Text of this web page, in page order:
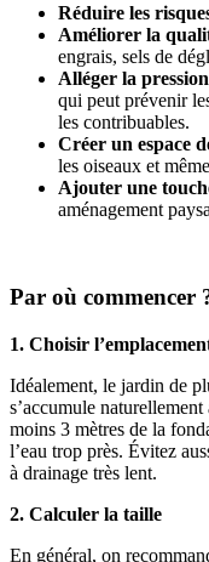
Réduire les
Améliorer la
engrais, sels de
Alléger la
qui peut prévenir
les contribuables.
Créer un espace
les oiseaux et
Ajouter une
aménagement
Par où commencer
1. Choisir
Idéalement, le jardin de
s’accumule
moins 3 mètres de la
l’eau trop près. Évitez
à drainage très lent.
2. Calculer la taille
En général, on